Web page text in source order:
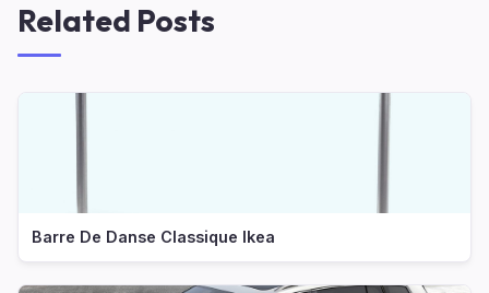
Related Posts
Barre De Danse Classique Ikea